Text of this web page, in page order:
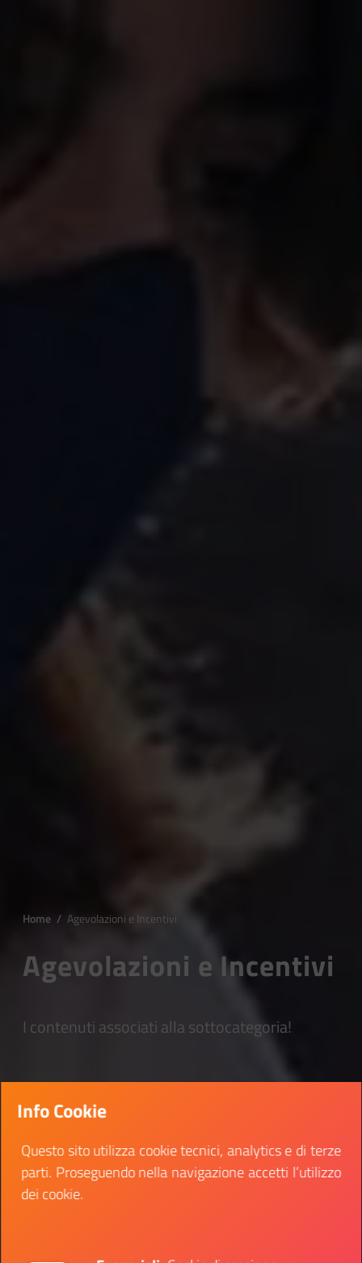
Home / Agevolazioni e Incentivi
Agevolazioni e Incentivi
I contenuti associati alla sottocategoria!
Info Cookie
Questo sito utilizza cookie tecnici, analytics e di terze
parti. Proseguendo nella navigazione accetti l’utilizzo
dei cookie.